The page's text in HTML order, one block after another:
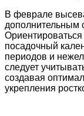
В феврале
дополнительным
посадочный
периодов и
следует
создавая
укрепления